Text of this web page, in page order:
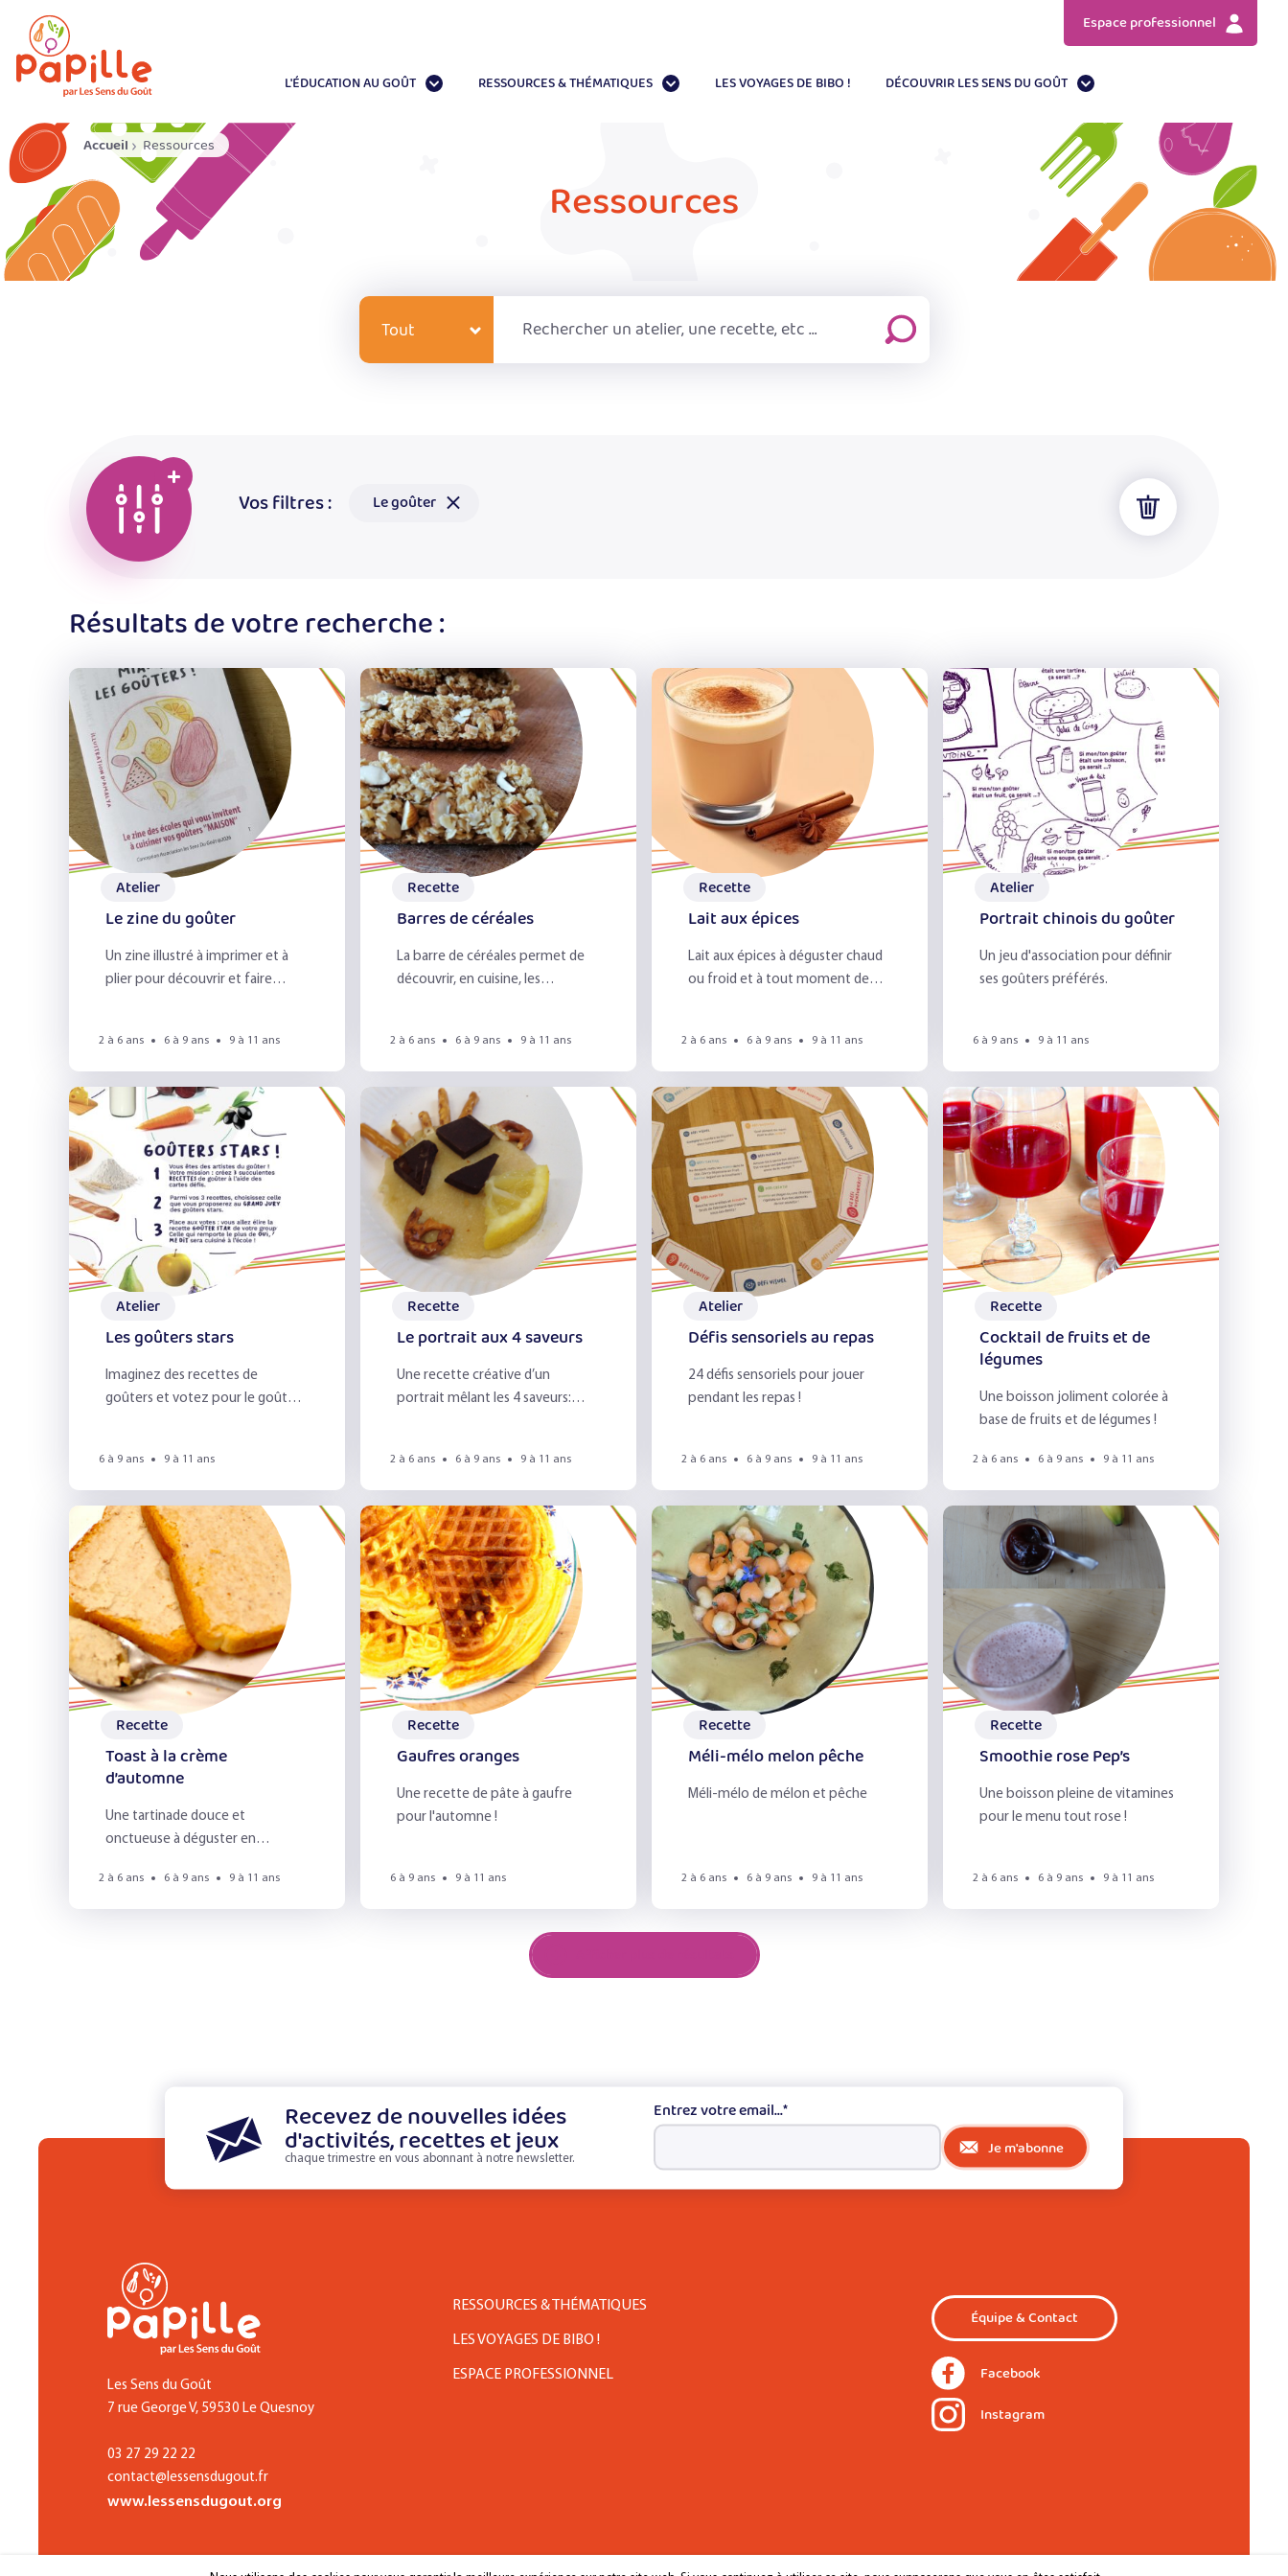
Espace professionnel
L'ÉDUCATION AU GOÛT RESSOURCES & THÉMATIQUES LES VOYAGES DE BIBO ! DÉCOUVRIR LES SENS DU GOÛT
Ressources
Accueil Ressources
Tout
Rechercher
L'alimentation durable
L'appétit vient en jouant !
L'odorat
L'ouie
La Cuisine
la fete d'école
La vue
Le gaspillage alimentaire
Le Goût
Le miel et l'odorat
Le petit déjeuner
Le pique-nique zéro déchet
Le toucher
Les émotions
Les épices
Les fruits du verger
Les légumes & la vue
Les légumineuses
Les pommes
Portraits gourmands
Sandwich !
Effacer les filtres Filtrer
Modifier
affiner
résultats
Vos filtres : Le goûter Retirer
Effacer
les
Résultats de votre recherche :
Atelier
Le zine du goûter
Un zine illustré à imprimer et à
plier pour découvrir et faire
2 à 6 ans 6 à 9 ans 9 à 11 ans
Recette
Barres de céréales
La barre de céréales permet de
découvrir, en cuisine, les
2 à 6 ans 6 à 9 ans 9 à 11 ans
Recette
Lait aux épices
Lait aux épices à déguster chaud
ou froid et à tout moment de la
2 à 6 ans 6 à 9 ans 9 à 11 ans
Atelier
Portrait chinois du goûter
Un jeu d'association pour définir
ses goûters préférés.
6 à 9 ans 9 à 11 ans
Atelier
Les goûters stars
Imaginez des recettes de
goûters et votez pour le goûter
6 à 9 ans 9 à 11 ans
Recette
Le portrait aux 4 saveurs
Une recette créative d’un
portrait mêlant les 4 saveurs:
2 à 6 ans 6 à 9 ans 9 à 11 ans
Atelier
Défis sensoriels au repas
24 défis sensoriels pour jouer
pendant les repas !
2 à 6 ans 6 à 9 ans 9 à 11 ans
Recette
Cocktail de fruits et de
légumes
Une boisson joliment colorée à
base de fruits et de légumes !
2 à 6 ans 6 à 9 ans 9 à 11 ans
Recette
Toast à la crème
d’automne
Une tartinade douce et
onctueuse à déguster en
2 à 6 ans 6 à 9 ans 9 à 11 ans
Recette
Gaufres oranges
Une recette de pâte à gaufre
pour l'automne !
6 à 9 ans 9 à 11 ans
Recette
Méli-mélo melon pêche
Méli-mélo de mélon et pêche
2 à 6 ans 6 à 9 ans 9 à 11 ans
Recette
Smoothie rose Pep’s
Une boisson pleine de vitamines
pour le menu tout rose !
2 à 6 ans 6 à 9 ans 9 à 11 ans
Recevez de nouvelles idées
d'activités, recettes et jeux
chaque trimestre en vous abonnant à notre newsletter.
Entrez votre email...*
Je m'abonne
Les Sens du Goût
7 rue George V, 59530 Le Quesnoy
03 27 29 22 22
contact@lessensdugout.fr
www.lessensdugout.org
RESSOURCES & THÉMATIQUES
LES VOYAGES DE BIBO !
ESPACE PROFESSIONNEL
Équipe & Contact
Facebook
Instagram